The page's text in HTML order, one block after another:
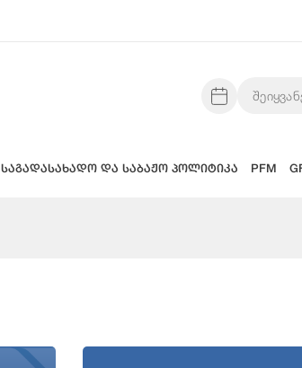
საგადასახადო და საბაჟო პოლიტიკა PFM